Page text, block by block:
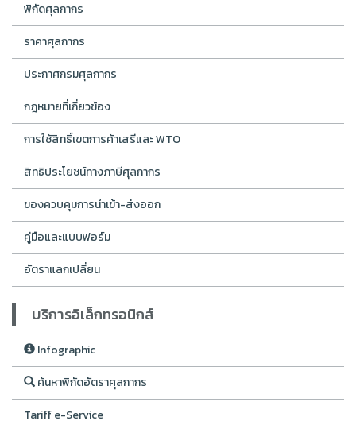
พิกัดศุลกากร
ราคาศุลกากร
ประกาศกรมศุลกากร
กฎหมายที่เกี่ยวข้อง
การใช้สิทธิ์เขตการค้าเสรีและ WTO
สิทธิประโยชน์ทางภาษีศุลกากร
ของควบคุมการนำเข้า-ส่งออก
คู่มือและแบบฟอร์ม
อัตราแลกเปลี่ยน
บริการอิเล็กทรอนิกส์
Infographic
ค้นหาพิกัดอัตราศุลกากร
Tariff e-Service